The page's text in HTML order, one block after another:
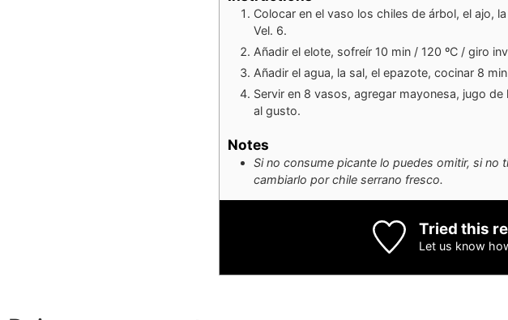
Colocar en el vaso los chiles de árbol, el ajo,
Vel. 6.
Añadir el elote, sofreír 10 min / 120 ºC / giro
Añadir el agua, la sal, el epazote, cocinar 8
Servir en 8 vasos, agregar mayonesa, jugo
al gusto.
Notes
Si no consume picante lo puedes omitir, si no
cambiarlo por chile serrano fresco.
Tried this
Let us know